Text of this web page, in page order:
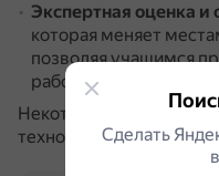
Экспертная оценка и
которая меняет
позволяя учащимся
работы друг друга.
Некоторые сервисы,
технологии: Quizizz,
Сделать